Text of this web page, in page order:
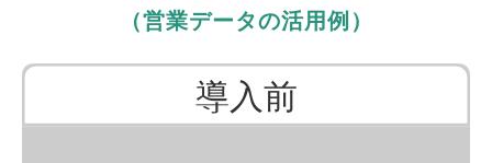
（営業データの活用例）